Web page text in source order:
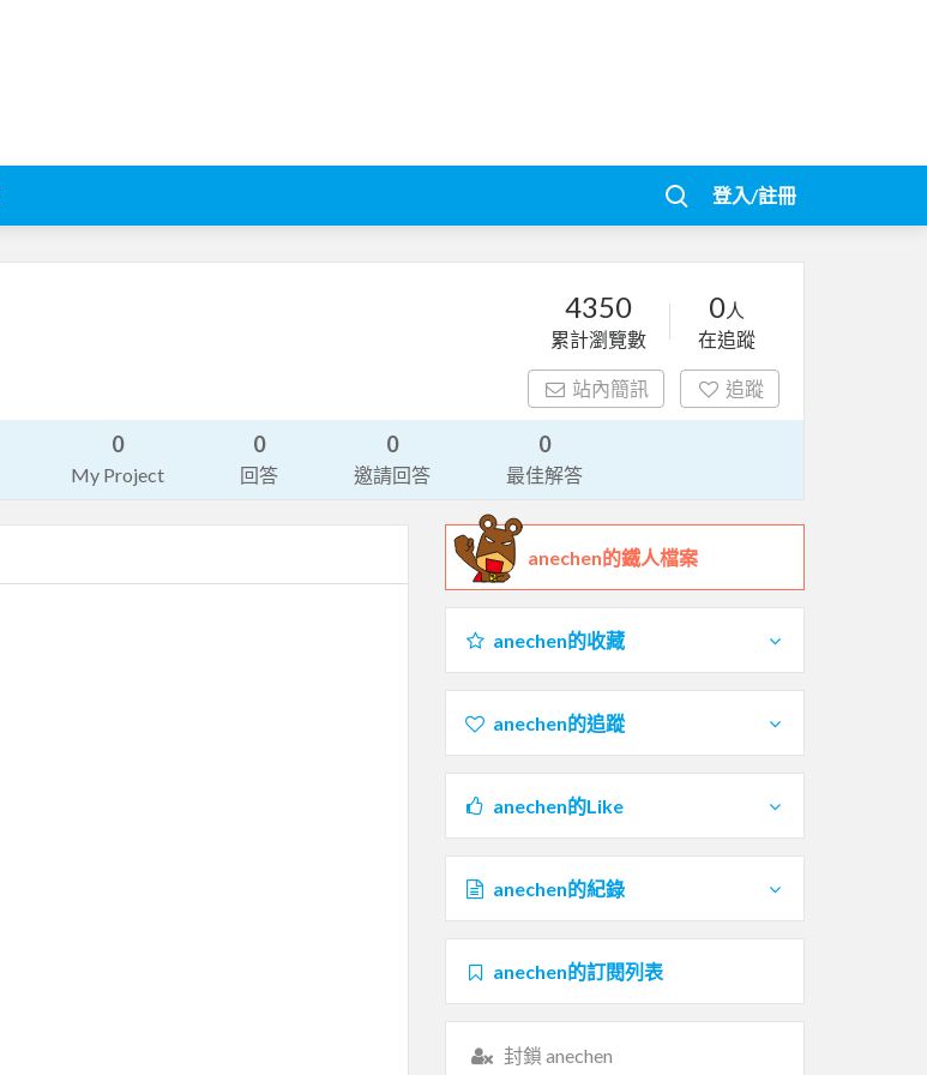
登入/註冊
4350
累計瀏覽數
0人
在追蹤
站內簡訊 追蹤
0
My Project
0
回答
0
邀請回答
0
最佳解答
anechen的鐵人檔案
anechen的收藏
anechen的追蹤
anechen的Like
anechen的紀錄
anechen的訂閱列表
封鎖 anechen